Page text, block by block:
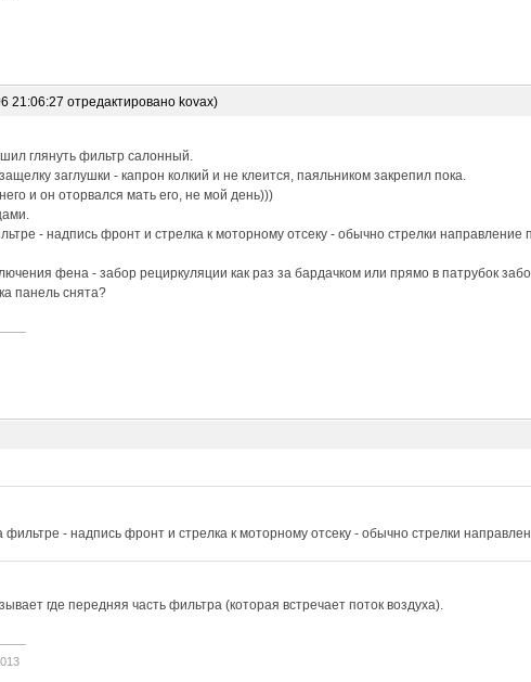
21:06:27 отредактировано kovax)
глянуть фильтр салонный.
заглушки - капрон колкий и не клеится, паяльником закрепил пока.
и он оторвался мать его, не мой день)))
- надпись фронт и стрелка к моторному отсеку - обычно стрелки направление
фена - забор рециркуляции как раз за бардачком или прямо в патрубок
панель снята?
фильтре - надпись фронт и стрелка к моторному отсеку - обычно стрелки
где передняя часть фильтра (которая встречает поток воздуха).